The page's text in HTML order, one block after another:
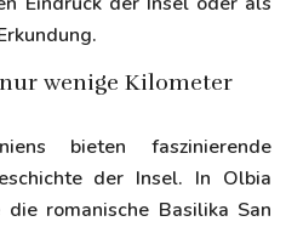
wenige Kilometer
bieten faszinierende
der Insel. In Olbia
romanische Basilika San